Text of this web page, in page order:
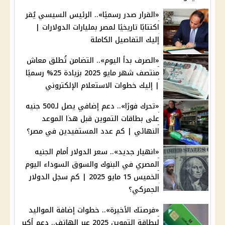
«القرار صدر رسميًا».. الرئيس السيسي يُقر
اكتتابًا تاريخيًا لمصر بمليارات الدولارات |
إليك التفاصيل الكاملة
«الصرف بدأ اليوم».. التضامن تُطلق معاش
منتصف شهر مايو 2025 بزيادة 25% رسميًا
| إليك خطوات الاستعلام الإلكتروني
«تحرك فورًا».. دعم إضافي يصل لـ500 جنيه
على بطاقات التموين قبل هذا الموعد
النهائي | كم عدد المستفيدين في مصر؟
«انهيار جديد».. سعر الدولار أمام الجنيه
المصري في البنوك والسوق السوداء اليوم
الخميس 15 مايو 2025 | كم سجل الدولار
الجمركي؟
«فرصتك الأخيرة».. خطوات إضافة المواليد